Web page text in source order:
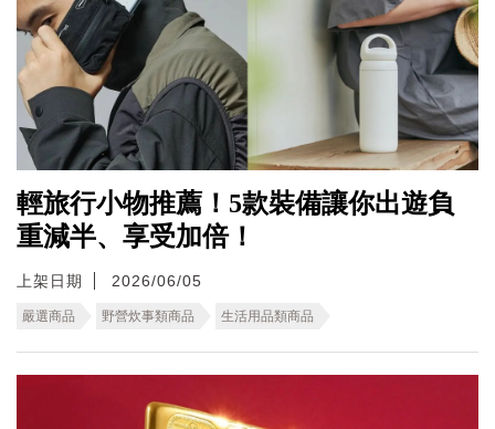
輕旅行小物推薦！5款裝備讓你出遊負
重減半、享受加倍！
上架日期 2026/06/05
嚴選商品 野營炊事類商品 生活用品類商品